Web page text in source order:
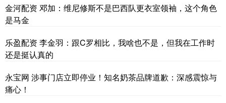
金河配资 邓加：维尼修斯不是巴西队更衣室领袖，这个角色
是马金
乐盈配资 李金羽：跟C罗相比，我啥也不是，但我在工作时
还是挺认真的
永宝网 涉事门店立即停业！知名奶茶品牌道歉：深感震惊与
痛心！